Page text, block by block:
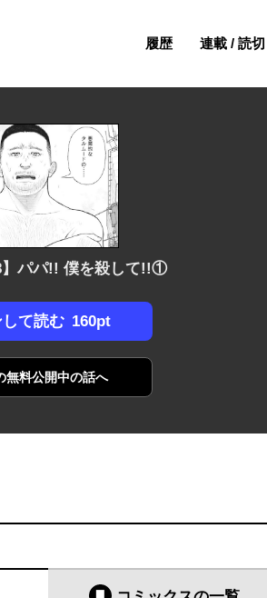
履歴 連載 / 読切
】パパ!! 僕を殺して!!①
て読む 160pt
無料公開中の話へ